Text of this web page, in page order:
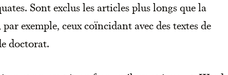
Sont exclus les articles plus longs que la
exemple, ceux coïncidant avec des textes de
doctorat.